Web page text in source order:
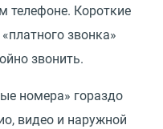
телефоне. Короткие
«платного звонка»
звонить.
номера» гораздо
видео и наружной